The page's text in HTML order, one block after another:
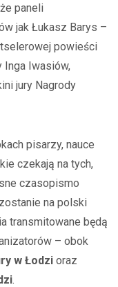
paneli
jak Łukasz Barys –
powieści
Inga Iwasiów,
jury Nagrody
pisarzy, nauce
czekają na tych,
czasopismo
na polski
transmitowane będą
– obok
w Łodzi oraz
.